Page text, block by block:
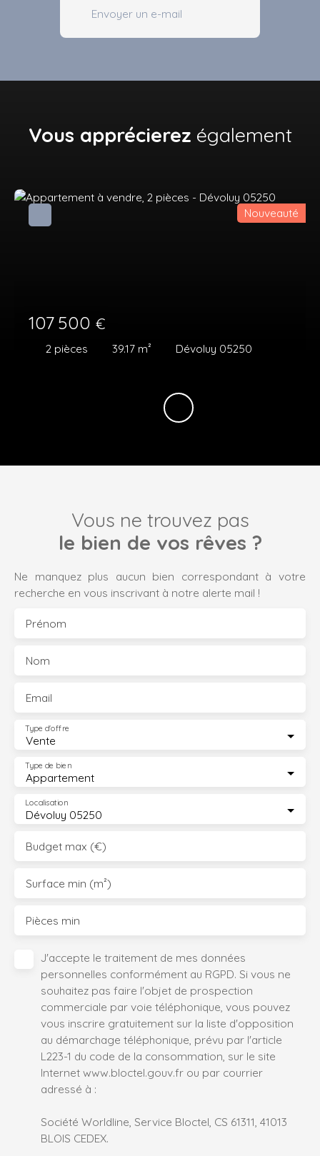
Envoyer un e-mail
Vous apprécierez également
107 500 €
2 pièces 39.17 m² Dévoluy 05250
Nouveauté
Vous ne trouvez pas
le bien de vos rêves ?
Ne manquez plus aucun bien correspondant à votre
recherche en vous inscrivant à notre alerte mail !
Prénom
Nom
Email
Vente
Type d'offre
Appartement
Type de bien
Dévoluy 05250
Localisation
Budget max (€)
Surface min (m²)
Pièces min
J'accepte le traitement de mes données
personnelles conformément au RGPD. Si vous ne
souhaitez pas faire l'objet de prospection
commerciale par voie téléphonique, vous pouvez
vous inscrire gratuitement sur la liste d'opposition
au démarchage téléphonique, prévu par l'article
L223-1 du code de la consommation, sur le site
Internet www.bloctel.gouv.fr ou par courrier
adressé à :
Société Worldline, Service Bloctel, CS 61311, 41013
BLOIS CEDEX.